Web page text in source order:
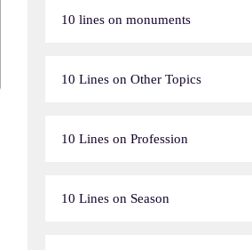
10 lines on monuments
10 Lines on Other Topics
10 Lines on Profession
10 Lines on Season